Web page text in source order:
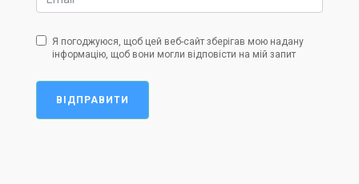
Я погоджуюся, щоб цей веб-сайт зберігав мою надану
інформацію, щоб вони могли відповісти на мій запит
ВІДПРАВИТИ